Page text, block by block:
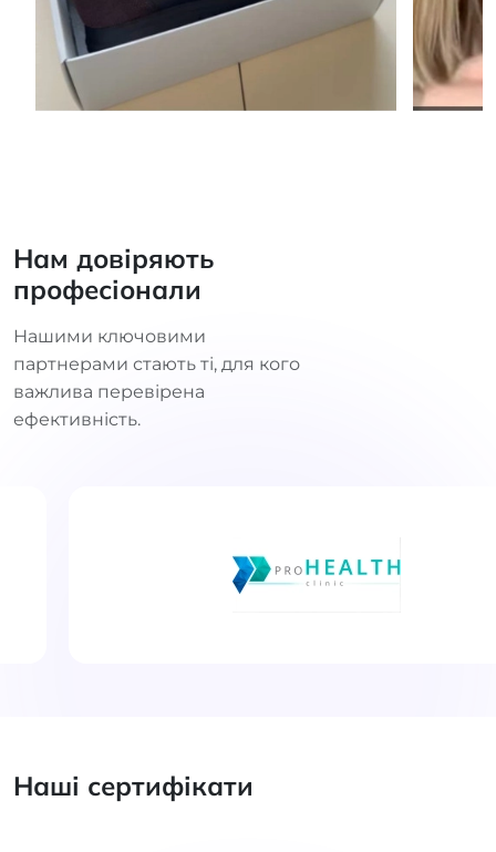
Нам довіряють
професіонали
Нашими ключовими
партнерами стають ті, для кого
важлива перевірена
ефективність.
Наші сертифікати